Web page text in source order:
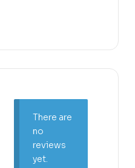
There are
no
reviews
yet.